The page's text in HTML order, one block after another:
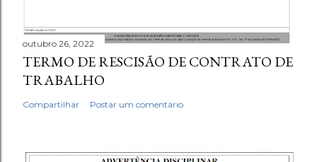
outubro 26, 2022
TERMO DE RESCISÃO DE CONTRATO DE
TRABALHO
Compartilhar Postar um comentário